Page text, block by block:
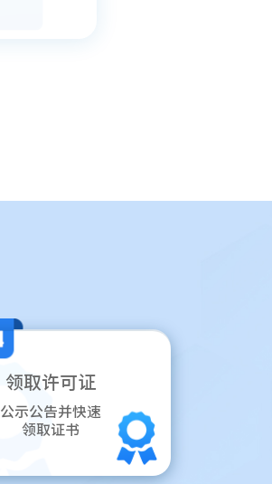
领取许可证
公示公告并快速
领取证书